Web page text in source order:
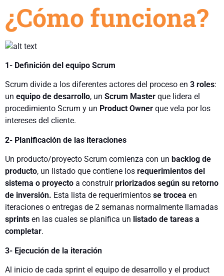
¿Cómo funciona?
1- Definición del equipo Scrum
Scrum divide a los diferentes actores del proceso en 3 roles:
un equipo de desarrollo, un Scrum Master que lidera el
procedimiento Scrum y un Product Owner que vela por los
intereses del cliente.
2- Planificación de las iteraciones
Un producto/proyecto Scrum comienza con un backlog de
producto, un listado que contiene los requerimientos del
sistema o proyecto a construirpriorizados según su retorno
de inversión. Esta lista de requerimientos se trocea en
iteraciones o entregas de 2 semanas normalmente llamadas
sprints en las cuales se planifica un listado de tareas a
completar.
3- Ejecución de la iteración
Al inicio de cada sprint el equipo de desarrollo y el product